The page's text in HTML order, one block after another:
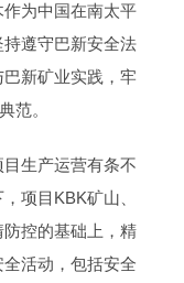
为中国在南太平
遵守巴新安全法
新矿业实践，牢
范。
生产运营有条不
项目KBK矿山、
控的基础上，精
活动，包括安全